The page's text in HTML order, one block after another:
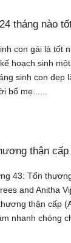
tháng nào
con gái là tốt
hoạch sinh
sinh con đẹp
bố mẹ......
thận cấp
43: Tổn
and Anitha
thận cấp
nhanh chóng